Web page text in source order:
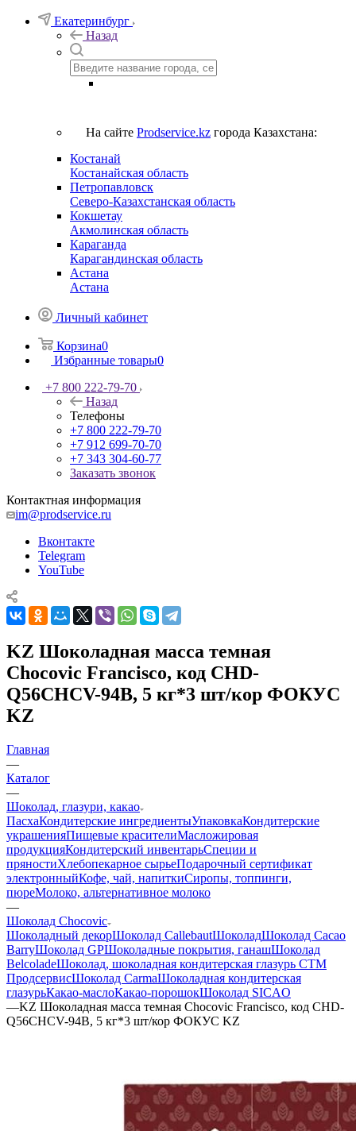
Екатеринбург
Назад
На сайте Prodservice.kz города Казахстана:
Костанай
Костанайская область
Петропавловск
Северо-Казахстанская область
Кокшетау
Акмолинская область
Караганда
Карагандинская область
Астана
Астана
Личный кабинет
Корзина0
Избранные товары0
+7 800 222-79-70
Назад
Телефоны
+7 800 222-79-70
+7 912 699-70-70
+7 343 304-60-77
Заказать звонок
Контактная информация
im@prodservice.ru
Вконтакте
Telegram
YouTube
KZ Шоколадная масса темная
Chocovic Francisco, код CHD-
Q56CHCV-94B, 5 кг*3 шт/кор ФОКУС
KZ
Главная
—
Каталог
—
Шоколад, глазури, какао
ПасхаКондитерские ингредиентыУпаковкаКондитерские
украшенияПищевые красителиМасложировая
продукцияКондитерский инвентарьСпеции и
пряностиХлебопекарное сырьеПодарочный сертификат
электронныйКофе, чай, напиткиСиропы, топпинги,
пюреМолоко, альтернативное молоко
—
Шоколад Chocovic
Шоколадный декорШоколад CallebautШоколадШоколад Cacao
BarryШоколад GPШоколадные покрытия, ганашШоколад
BelcoladeШоколад, шоколадная кондитерская глазурь СТМ
ПродсервисШоколад CarmaШоколадная кондитерская
глазурьКакао-маслоКакао-порошокШоколад SICAO
—KZ Шоколадная масса темная Chocovic Francisco, код CHD-
Q56CHCV-94B, 5 кг*3 шт/кор ФОКУС KZ